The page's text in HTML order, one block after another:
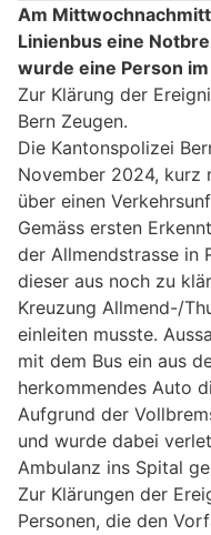
Am
Linienbus eine
wurde eine Person
Zur Klärung der
Bern Zeugen.
Die Kantonspolizei
November 2024, kurz
über einen
Gemäss ersten
der Allmendstrasse in
dieser aus noch zu
Kreuzung Allmend-/
einleiten musste.
mit dem Bus ein aus
herkommendes Auto
Aufgrund der
und wurde dabei
Ambulanz ins Spital
Zur Klärungen der
Personen, die den